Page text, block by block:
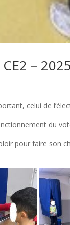
–
celui de
du
pour faire son